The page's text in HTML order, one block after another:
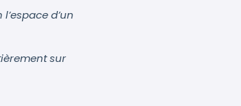
d’un
sur